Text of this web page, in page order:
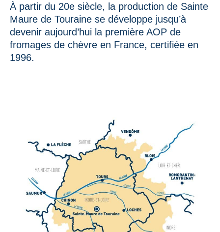
À partir du 20e siècle, la production de Sainte
Maure de Touraine se développe jusqu’à
devenir aujourd’hui la première AOP de
fromages de chèvre en France, certifiée en
1996.